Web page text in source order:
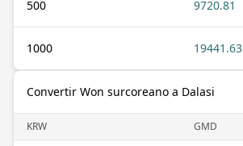
500 9720.81
1000 19441.63
Convertir Won surcoreano a Dalasi
KRW GMD